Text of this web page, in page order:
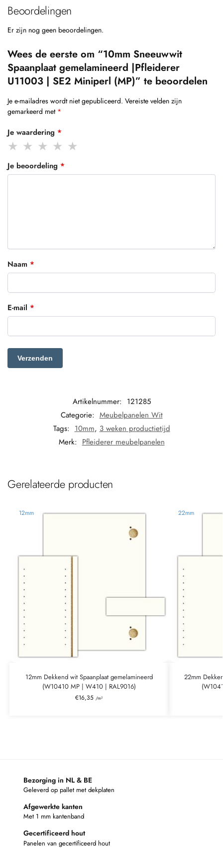
Beoordelingen
Er zijn nog geen beoordelingen.
Wees de eerste om “10mm Sneeuwwit
Spaanplaat gemelamineerd |Pfleiderer
U11003 | SE2 Miniperl (MP)” te beoordelen
Je e-mailadres wordt niet gepubliceerd. Vereiste velden zijn
gemarkeerd met *
Je waardering *
Je beoordeling *
Naam *
E-mail *
Artikelnummer: 121285
Categorie: Meubelpanelen Wit
Tags: 10mm, 3 weken productietijd
Merk: Pfleiderer meubelpanelen
Gerelateerde producten
12mm
12mm Dekkend wit Spaanplaat gemelamineerd
(W10410 MP | W410 | RAL9016)
€16,35 /m²
22mm
22mm
Bezorging in NL & BE
Geleverd op pallet met dekplaten
Afgewerkte kanten
Met 1 mm kantenband
Gecertificeerd hout
Panelen van gecertificeerd hout